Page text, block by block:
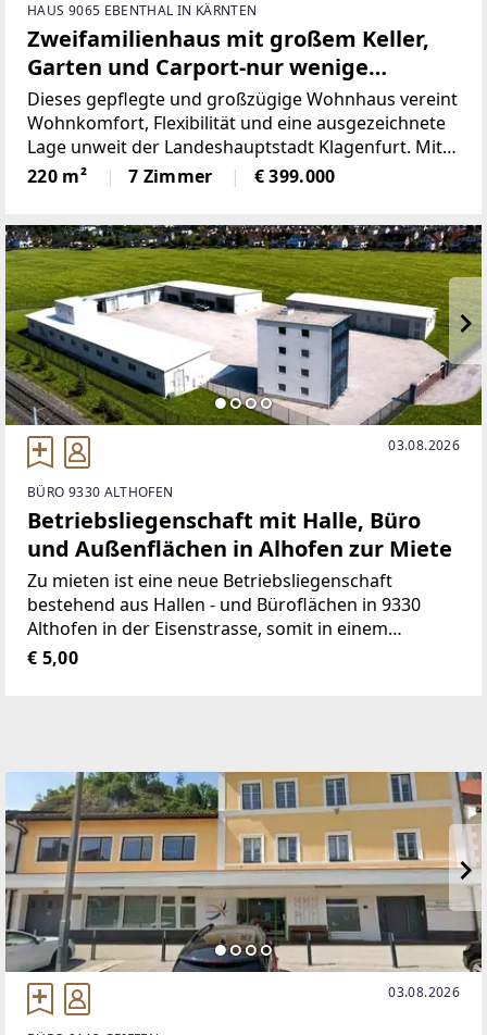
HAUS 9065 EBENTHAL IN KÄRNTEN
Zweifamilienhaus mit großem Keller,
Garten und Carport-nur wenige
Minuten von Klagenfurt entfernt.
Dieses gepflegte und großzügige Wohnhaus vereint
Wohnkomfort, Flexibilität und eine ausgezeichnete
Lage unweit der Landeshauptstadt Klagenfurt. Mit
zwei nahezu identisch aufgeteilten Wohnebenen
bietet die Immobilie ideale Voraussetzungen für
220 m² 7 Zimmer € 399.000
03.08.2026
BÜRO 9330 ALTHOFEN
Betriebsliegenschaft mit Halle, Büro
und Außenflächen in Alhofen zur Miete
Zu mieten ist eine neue Betriebsliegenschaft
bestehend aus Hallen - und Büroflächen in 9330
Althofen in der Eisenstrasse, somit in einem
pulsierenden Gewerbezentrum der Kärntner
€ 5,00
03.08.2026